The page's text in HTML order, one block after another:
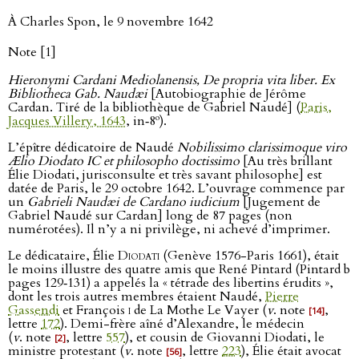
À Charles Spon, le 9 novembre 1642
Note [1]
Hieronymi Cardani Mediolanensis, De propria vita liber. Ex
Bibliotheca Gab. Naudæi[Autobiographie de Jérôme
Cardan. Tiré de la bibliothèque de Gabriel Naudé] (Paris,
Jacques Villery, 1643, in‑8o).
L’épître dédicatoire de Naudé Nobilissimo clarissimoque viro
Ælio Diodato IC et philosopho doctissimo [Au très brillant
Élie Diodati, jurisconsulte et très savant philosophe] est
datée de Paris, le 29 octobre 1642. L’ouvrage commence par
un Gabrieli Naudæi de Cardano iudicium[Jugement de
Gabriel Naudé sur Cardan] long de 87 pages (non
numérotées). Il n’y a ni privilège, ni achevé d’imprimer.
Le dédicataire, Élie Diodati (Genève 1576-Paris 1661), était
le moins illustre des quatre amis que René Pintard (Pintard b
pages 129‑131) a appelés la « tétrade des libertins érudits »,
dont les trois autres membres étaient Naudé, Pierre
Gassendiet François ide La Mothe Le Vayer (v. note [14],
lettre 172). Demi-frère aîné d’Alexandre, le médecin
(v. note [2], lettre 557), et cousin de Giovanni Diodati, le
ministre protestant (v. note [56], lettre 223), Élie était avocat